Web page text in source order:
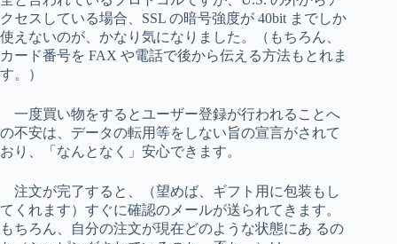
クセスしている場合、SSL の暗号強度が 40bit までしか
使えないのが、かなり気になりました。（もちろん、
カード番号を FAX や電話で後から伝える方法もとれま
す。）
一度買い物をするとユーザー登録が行われることへ
の不安は、データの転用等をしない旨の宣言がされて
おり、「なんとなく」安心できます。
注文が完了すると、（望めば、ギフト用に包装もし
てくれます）すぐに確認のメールが送られてきます。
もちろん、自分の注文が現在どのような状態にあ るの